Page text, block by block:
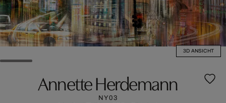
3D ANSICHT
Annette Herdemann
NY03